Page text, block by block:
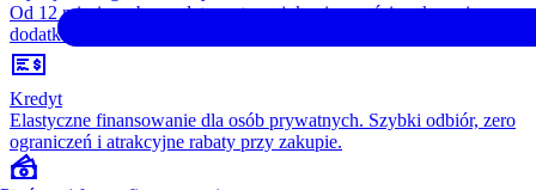
Od 12 miesięcy, bez opłaty wstępnej, konieczności wykupu i
dodatkowych kosztów. Wszystko w cenie raty.
Kredyt
Elastyczne finansowanie dla osób prywatnych. Szybki odbiór, zero
ograniczeń i atrakcyjne rabaty przy zakupie.